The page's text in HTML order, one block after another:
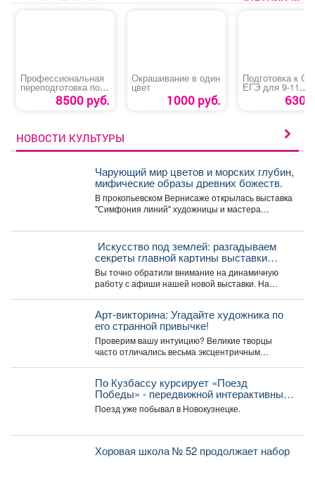
Профессиональная
переподготовка по
профессиям8500 руб.
Окрашивание в один
цвет
1000 руб.
Подготовка к
ЕГЭ для 9-11
классов 630
НОВОСТИ КУЛЬТУРЫ
Чарующий мир цветов и морских глубин,
мифические образы древних божеств.
В прокопьевском Вернисаже открылась выставка
"Симфония линий" художницы и мастера
Калугиной. ...
️ Искусство под землей: разгадываем
секреты главной картины выставки
«Шахтёрская слава» автор Тамара
Шлыкова
Вы точно обратили внимание на динамичную
работу с афиши нашей новой выставки. На
Арт-викторина: Угадайте художника по
его странной привычке!
Проверим вашу интуицию? Великие творцы
часто отличались весьма эксцентричным
По Кузбассу курсирует «Поезд
Победы» - передвижной интерактивный
музей, рассказывающий о событиях
Великой Отечественной войны.
Поезд уже побывал в Новокузнецке.
Хоровая школа № 52 продолжает набор